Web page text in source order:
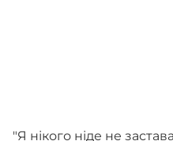
"Я нікого ніде не